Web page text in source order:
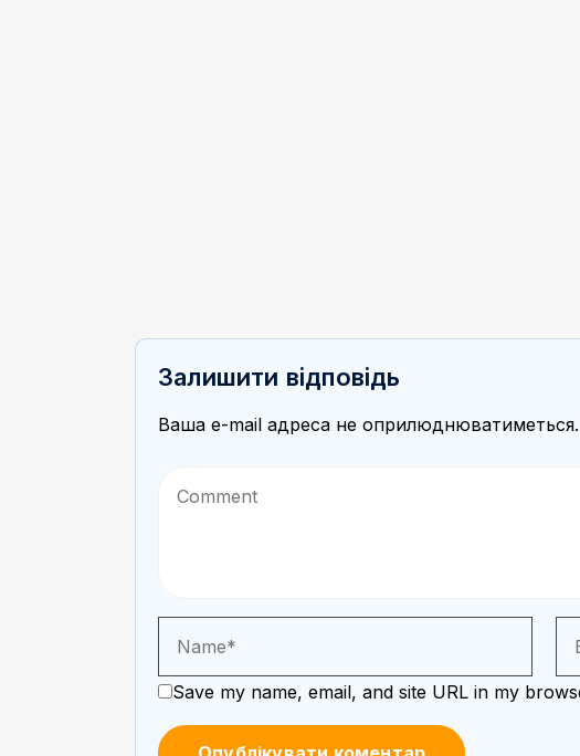
Залишити відповідь
Ваша e-mail адреса не оприлюднюватиметься.
Save my name, email, and site URL in my